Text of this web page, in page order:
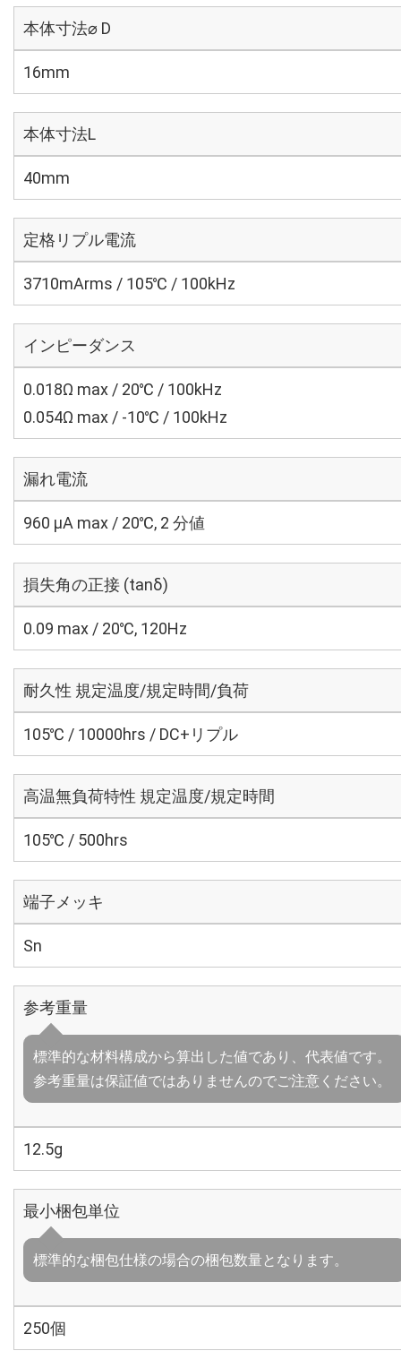
本体寸法⌀ D
16mm
本体寸法L
40mm
定格リプル電流
3710mArms / 105℃ / 100kHz
インピーダンス
0.018Ω max / 20℃ / 100kHz
0.054Ω max / -10℃ / 100kHz
漏れ電流
960 μA max / 20℃, 2 分値
損失角の正接 (tanδ)
0.09 max / 20℃, 120Hz
耐久性 規定温度/規定時間/負荷
105℃ / 10000hrs / DC+リプル
高温無負荷特性 規定温度/規定時間
105℃ / 500hrs
端子メッキ
Sn
参考重量
標準的な材料構成から算出した値であり、代表値です。
参考重量は保証値ではありませんのでご注意ください。
12.5g
最小梱包単位
標準的な梱包仕様の場合の梱包数量となります。
250個